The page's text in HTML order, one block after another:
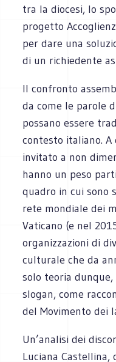
tra la diocesi, lo
progetto
per dare una
di un richiedente
Il confronto
da come le parole
possano essere
contesto italiano.
invitato a non
hanno un peso
quadro in cui sono
rete mondiale dei
Vaticano (e nel
organizzazioni di
culturale che da
solo teoria
slogan, come
del Movimento dei
Un’analisi dei
Luciana Castellina,